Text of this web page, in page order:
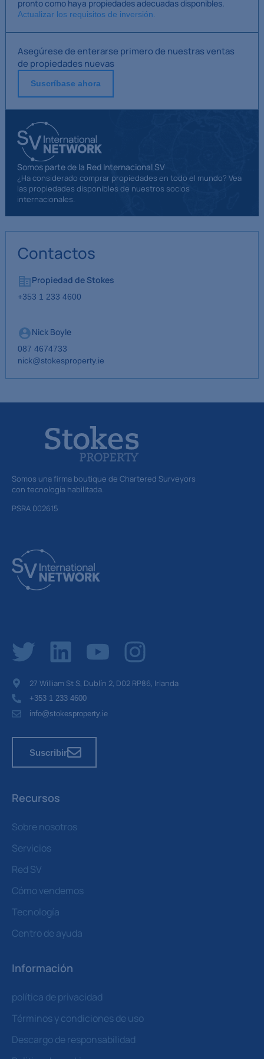
pronto como haya propiedades adecuadas disponibles.
Actualizar los requisitos de inversión.
Asegúrese de enterarse primero de nuestras ventas
de propiedades nuevas
Suscríbase ahora
Somos parte de la Red Internacional SV
¿Ha considerado comprar propiedades en todo el mundo? Vea
las propiedades disponibles de nuestros socios
internacionales.
Contactos
Propiedad de Stokes
+353 1 233 4600
Nick Boyle
087 4674733
nick@stokesproperty.ie
Somos una firma boutique de Chartered Surveyors
con tecnología habilitada.
PSRA 002615
Recursos
Sobre nosotros
Servicios
Red SV
Cómo vendemos
Tecnología
Centro de ayuda
Información
política de privacidad
Términos y condiciones de uso
Descargo de responsabilidad
27 William St S, Dublín 2, D02 RP86, Irlanda
+353 1 233 4600
info@stokesproperty.ie
Suscribir